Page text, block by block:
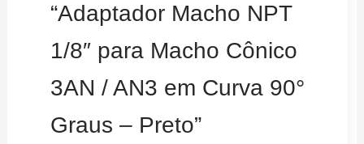
“Adaptador Macho NPT
1/8″ para Macho Cônico
3AN / AN3 em Curva 90°
Graus – Preto”